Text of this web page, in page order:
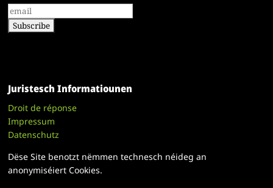
Juristesch Informatiounen
Droit de réponse
Impressum
Datenschutz
Dëse Site benotzt nëmmen technesch néideg an
anonymiséiert Cookies.